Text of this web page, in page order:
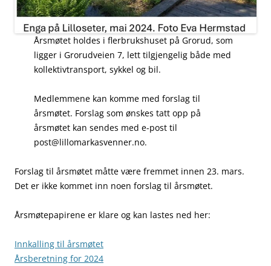
Årsmøtet holdes i flerbrukshuset på Grorud, som
ligger i Grorudveien 7, lett tilgjengelig både med
kollektivtransport, sykkel og bil.
Medlemmene kan komme med forslag til
årsmøtet. Forslag som ønskes tatt opp på
årsmøtet kan sendes med e-post til
post@lillomarkasvenner.no.
Forslag til årsmøtet måtte være fremmet innen 23. mars.
Det er ikke kommet inn noen forslag til årsmøtet.
Årsmøtepapirene er klare og kan lastes ned her:
Innkalling til årsmøtet
Årsberetning for 2024